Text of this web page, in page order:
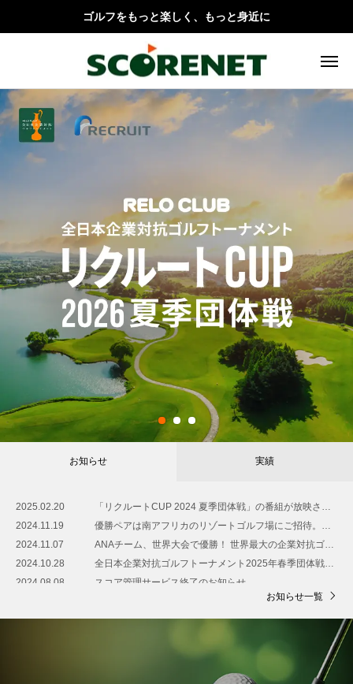
ゴルフをもっと楽しく、もっと身近に
1 2 3
お知らせ 実績
2025.02.20
「リクルートCUP 2024 夏季団体戦」の番組が放映されます
2024.11.19
優勝ペアは南アフリカのリゾートゴルフ場にご招待。世界最大のゴルフ・ダブルス戦「International pairs日本大会」の募集を開始！
2024.11.07
ANAチーム、世界大会で優勝！ 世界最大の企業対抗ゴルフイベント「World Corporate Golf Challengeワールドファイナル2024」が中国・海南島にて開催
2024.10.28
全日本企業対抗ゴルフトーナメント2025年春季団体戦｜募集開始！
2024.08.08
スコア管理サービス終了のお知らせ
お知らせ一覧